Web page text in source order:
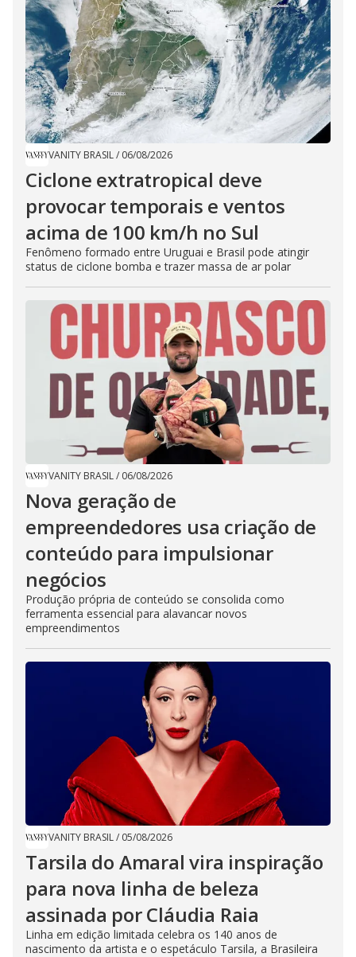
VANITY BRASIL/ 06/08/2026
Ciclone extratropical deve
provocar temporais e ventos
acima de 100 km/h no Sul
Fenômeno formado entre Uruguai e Brasil pode atingir
status de ciclone bomba e trazer massa de ar polar
VANITY BRASIL/ 06/08/2026
Nova geração de
empreendedores usa criação de
conteúdo para impulsionar
negócios
Produção própria de conteúdo se consolida como
ferramenta essencial para alavancar novos
empreendimentos
VANITY BRASIL/ 05/08/2026
Tarsila do Amaral vira inspiração
para nova linha de beleza
assinada por Cláudia Raia
Linha em edição limitada celebra os 140 anos de
nascimento da artista e o espetáculo Tarsila, a Brasileira